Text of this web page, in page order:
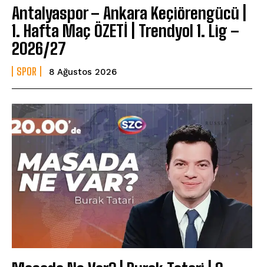
Antalyaspor – Ankara Keçiörengücü |
1. Hafta Maç ÖZETİ | Trendyol 1. Lig –
2026/27
SPOR 8 Ağustos 2026